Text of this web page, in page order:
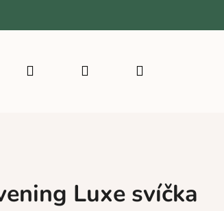
Hledat PřihlášeníNákupní
Luxe svíčka